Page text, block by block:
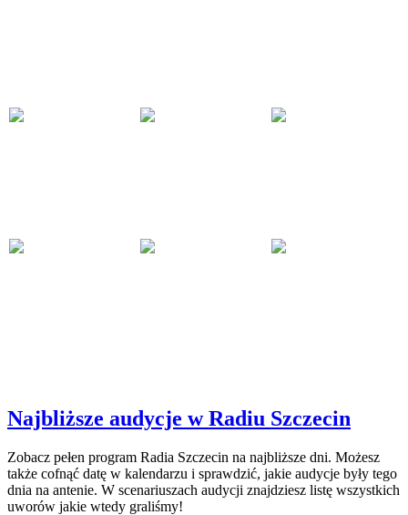
Najbliższe audycje w Radiu Szczecin
Zobacz pełen program Radia Szczecin na najbliższe dni. Możesz
także cofnąć datę w kalendarzu i sprawdzić, jakie audycje były tego
dnia na antenie. W scenariuszach audycji znajdziesz listę wszystkich
uworów jakie wtedy graliśmy!